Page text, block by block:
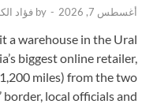
أغسطس 7, 2026 -
by فؤاد
a warehouse in the Ural
biggest online retailer,
miles) from the two
local officials and …